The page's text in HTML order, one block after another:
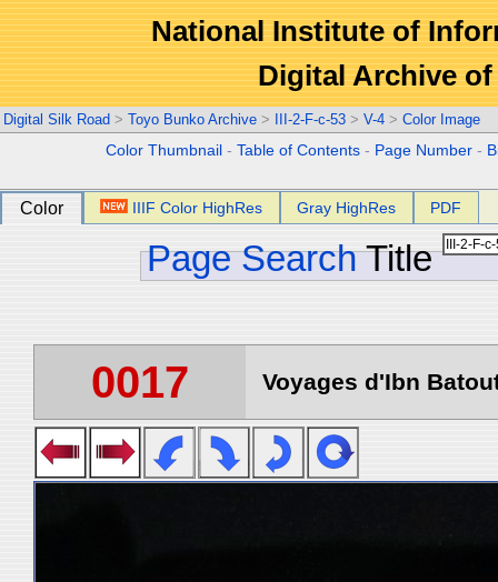
National Institute of
Digital Archive
Digital Silk Road > Toyo Bunko Archive > III-2-F-c-53 > V-4 > Color Image
Color Thumbnail -Table of Contents - Page Number -
Color IIIF Color HighRes Gray HighRes PDF
Page Search Title
0017 Voyages d'Ibn